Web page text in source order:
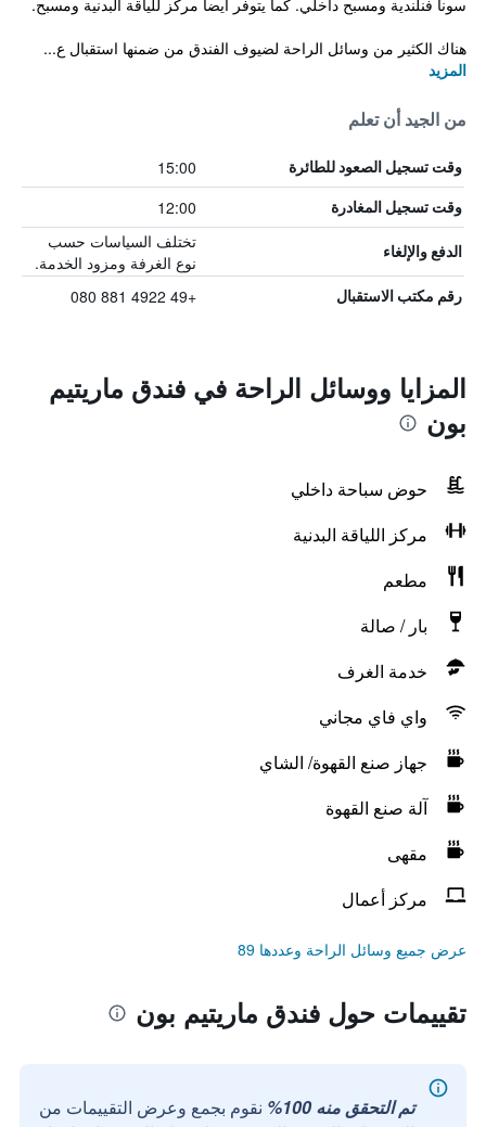
سونا فنلندية ومسبح داخلي. كما يتوفر أيضاً مركز للياقة البدنية ومسبح.
هناك الكثير من وسائل الراحة لضيوف الفندق من ضمنها استقبال ع...
المزيد
من الجيد أن تعلم
وقت تسجيل الصعود للطائرة 15:00
وقت تسجيل المغادرة 12:00
الدفع والإلغاء
تختلف السياسات حسب
نوع الغرفة ومزود الخدمة.
رقم مكتب الاستقبال +49 4922 881 080
المزايا ووسائل الراحة في فندق ماريتيم
بون
حوض سباحة داخلي
مركز اللياقة البدنية
مطعم
بار / صالة
خدمة الغرف
واي فاي مجاني
جهاز صنع القهوة/ الشاي
آلة صنع القهوة
مقهى
مركز أعمال
عرض جميع وسائل الراحة وعددها 89
تقييمات حول فندق ماريتيم بون
تم التحقق منه 100%
نقوم بجمع وعرض التقييمات من